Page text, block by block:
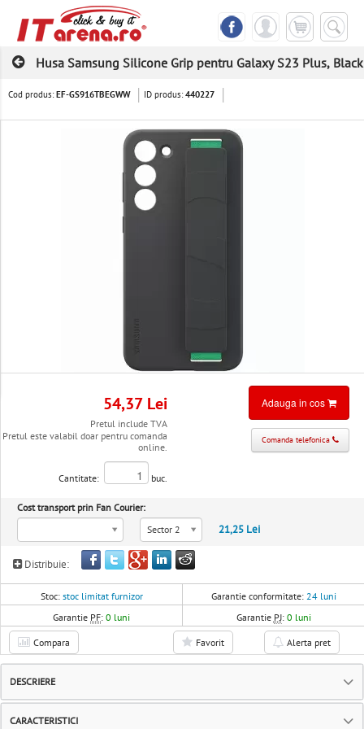
Husa Samsung Silicone Grip pentru Galaxy S23 Plus, Black
Cod produs: EF-GS916TBEGWW ID produs:440227
54,37 Lei
Pretul include TVA
Pretul este valabil doar pentru comanda
online.
Cantitate: buc.
Adauga in cos
Comanda telefonica
Cost transport prin Fan Courier:
Sector 2
21,25 Lei
Distribuie:
Stoc: stoc limitat furnizor Garantie conformitate: 24 luni
Garantie PF:0 luni Garantie PJ: 0 luni
Compara Favorit Alerta pret
DESCRIERE
CARACTERISTICI